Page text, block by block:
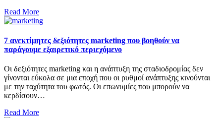
Read More
7 ανεκτίμητες δεξιότητες marketing που βοηθούν να
παράγουμε εξαιρετικό περιεχόμενο
Οι δεξιότητες marketing και η ανάπτυξη της σταδιοδρομίας δεν
γίνονται εύκολα σε μια εποχή που οι ρυθμοί ανάπτυξης κινούνται
με την ταχύτητα του φωτός. Οι επωνυμίες που μπορούν να
κερδίσουν…
Read More